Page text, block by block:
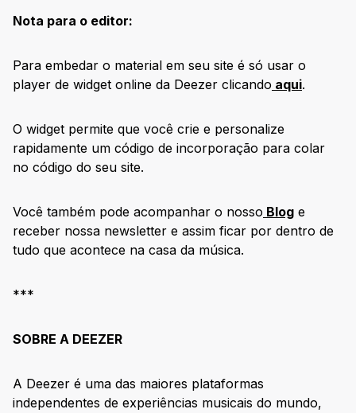
Nota para o editor:
Para embedar o material em seu site é só usar o
player de widget online da Deezer clicando aqui.
O widget permite que você crie e personalize
rapidamente um código de incorporação para colar
no código do seu site.
Você também pode acompanhar o nosso Blog e
receber nossa newsletter e assim ficar por dentro de
tudo que acontece na casa da música.
***
SOBRE A DEEZER
A Deezer é uma das maiores plataformas
independentes de experiências musicais do mundo,